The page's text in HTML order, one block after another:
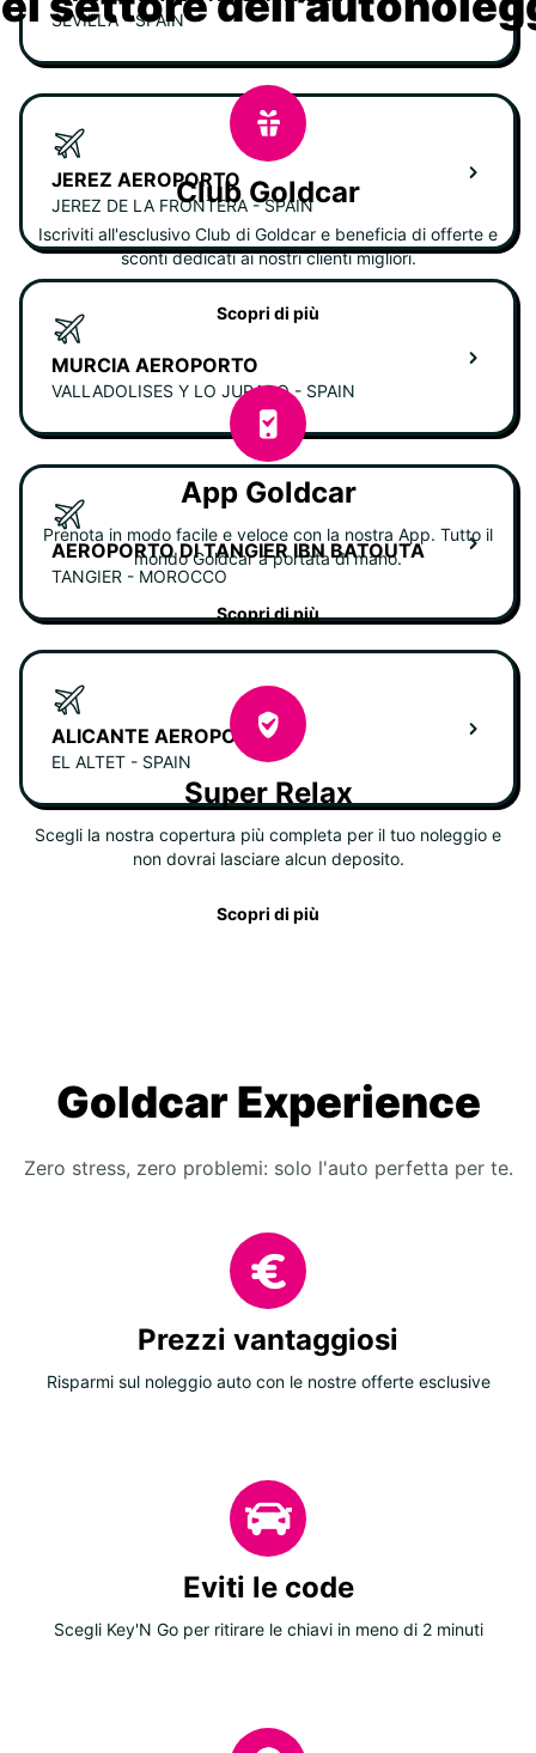
SEVILLA - SPAIN
JEREZ AEROPORTO
JEREZ DE LA FRONTERA - SPAIN
MURCIA AEROPORTO
VALLADOLISES Y LO JURADO - SPAIN
AEROPORTO DI TANGIER IBN BATOUTA
TANGIER - MOROCCO
ALICANTE AEROPORTO
EL ALTET - SPAIN
Club Goldcar
Iscriviti all'esclusivo Club di Goldcar e beneficia di offerte e
sconti dedicati ai nostri clienti migliori.
Scopri di più
App Goldcar
Prenota in modo facile e veloce con la nostra App. Tutto il
mondo Goldcar a portata di mano.
Scopri di più
Super Relax
Scegli la nostra copertura più completa per il tuo noleggio e
non dovrai lasciare alcun deposito.
Scopri di più
Goldcar Experience
Zero stress, zero problemi: solo l'auto perfetta per te.
Prezzi vantaggiosi
Risparmi sul noleggio auto con le nostre offerte esclusive
Eviti le code
Scegli Key'N Go per ritirare le chiavi in meno di 2 minuti